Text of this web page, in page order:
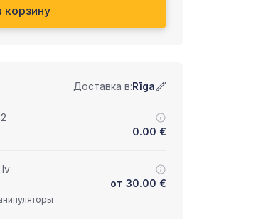
корзину
Доставка в:Rīga
0.00 €
от 30.00 €